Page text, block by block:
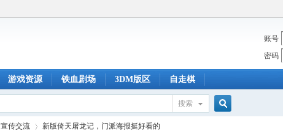
账号
密码
游戏资源 铁血剧场 3DM版区 自走棋
搜索
宣传交流 新版倚天屠龙记，门派海报挺好看的